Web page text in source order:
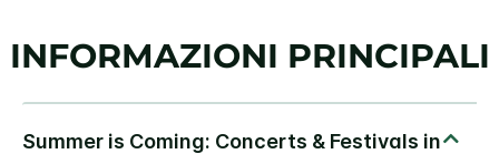
INFORMAZIONI PRINCIPALI